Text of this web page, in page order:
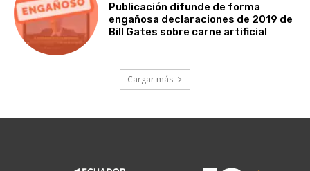
Publicación difunde de forma
engañosa declaraciones de 2019 de
Bill Gates sobre carne artificial
Cargar más